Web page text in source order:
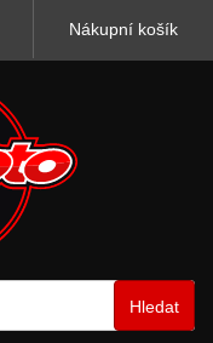
Nákupní košík
Hledat